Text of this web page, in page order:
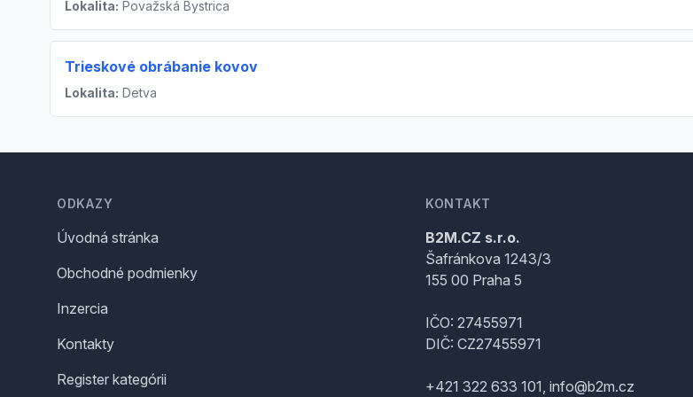
Lokalita: Považská Bystrica
Trieskové obrábanie kovov
Lokalita: Detva
ODKAZY
Úvodná stránka
Obchodné podmienky
Inzercia
Kontakty
Register kategórii
KONTAKT
B2M.CZ s.r.o.
Šafránkova 1243/3
155 00 Praha 5
IČO: 27455971
DIČ: CZ27455971
+421 322 633 101, info@b2m.cz